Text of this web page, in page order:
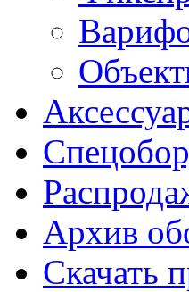
Архив
Скачать